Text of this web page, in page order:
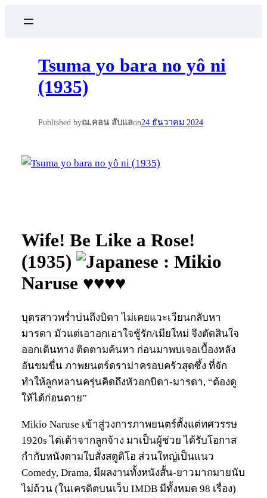
Tsuma yo bara no yô ni
(1935)
Published byณ.คอน ลับแลon24 ธันวาคม 2024
Wife! Be Like a Rose!
(1935)
: Mikio
Naruse ♥♥♥♥
บุตรสาวพร่ำบ่นถึงบิดา ไม่เคยแวะเวียนกลับหา
มารดา มัวแต่เอาอกเอาใจชู้รัก/เมียใหม่ จึงตัดสินใจ
ออกเดินทาง ติดตามค้นหา ก่อนมาพบเจอเบื้องหลัง
อันขมขื่น ภาพยนตร์ดราม่าครอบครัวสุดซึ้ง ที่จัก
ทำให้ลูกหลานครุ่นคิดถึงหัวอกบิดา-มารดา, “ต้องดู
ให้ได้ก่อนตาย”
Mikio Naruse เข้าสู่วงการภาพยนตร์ตั้งแต่ทศวรรษ
1920s ไต่เต้าจากลูกจ้าง มาเป็นผู้ช่วย ได้รับโอกาส
กำกับหนังตามใบสั่งสตูดิโอ ส่วนใหญ่เป็นแนว
Comedy, Drama, มีผลงานทั้งหนังสั้น-ยาวมากมายนับ
ไม่ถ้วน (ในเครดิตบนเว็บ IMDB มีทั้งหมด 98 เรื่อง)